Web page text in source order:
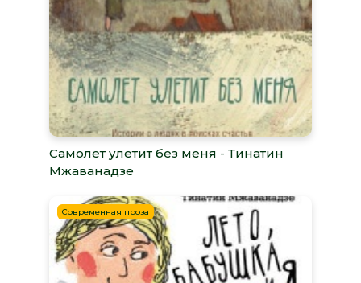
Самолет улетит без меня - Тинатин
Мжаванадзе
Современная проза